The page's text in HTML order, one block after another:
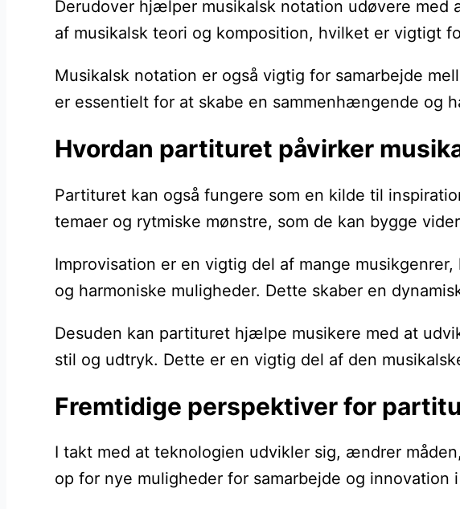
Derudover hjælper musikalsk notation udøvere
af musikalsk teori og komposition, hvilket er vigtigt
Musikalsk notation er også vigtig for samarbejde
er essentielt for at skabe en sammenhængende og
Hvordan partituret påvirker
Partituret kan også fungere som en kilde til
temaer og rytmiske mønstre, som de kan bygge
Improvisation er en vigtig del af mange
og harmoniske muligheder. Dette skaber en
Desuden kan partituret hjælpe musikere med at
stil og udtryk. Dette er en vigtig del af den
Fremtidige perspektiver for
I takt med at teknologien udvikler sig, ændrer
op for nye muligheder for samarbejde og innovation